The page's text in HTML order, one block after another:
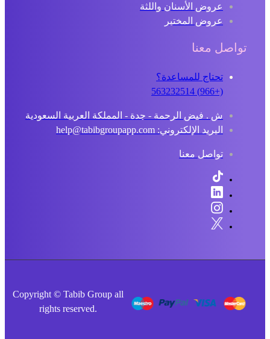
عروض الأسنان واللثة
عروض المختبر
تواصل معنا
تحتاج للمساعدة؟
ش . فيض الرحمة - جدة - المملكة العربية السعودية
البريد الإلكتروني: help@tabibgroupapp.com
تواصل معنا
Copyright © Tabib Group all
rights reserved.